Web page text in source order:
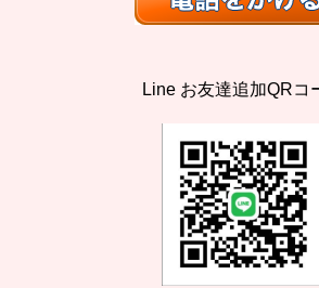
Line お友達追加QRコ